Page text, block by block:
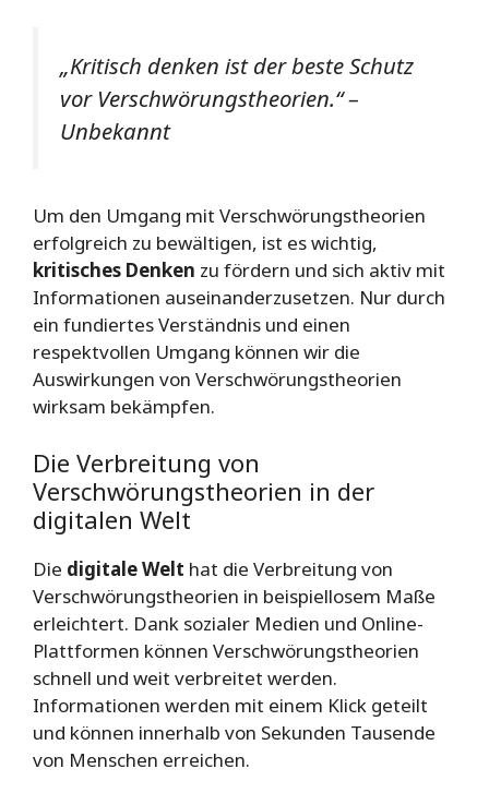
„Kritisch denken ist der beste Schutz
vor Verschwörungstheorien.“ –
Unbekannt
Um den Umgang mit Verschwörungstheorien
erfolgreich zu bewältigen, ist es wichtig,
kritisches Denken zu fördern und sich aktiv mit
Informationen auseinanderzusetzen. Nur durch
ein fundiertes Verständnis und einen
respektvollen Umgang können wir die
Auswirkungen von Verschwörungstheorien
wirksam bekämpfen.
Die Verbreitung von
Verschwörungstheorien in der
digitalen Welt
Die digitale Welt hat die Verbreitung von
Verschwörungstheorien in beispiellosem Maße
erleichtert. Dank sozialer Medien und Online-
Plattformen können Verschwörungstheorien
schnell und weit verbreitet werden.
Informationen werden mit einem Klick geteilt
und können innerhalb von Sekunden Tausende
von Menschen erreichen.